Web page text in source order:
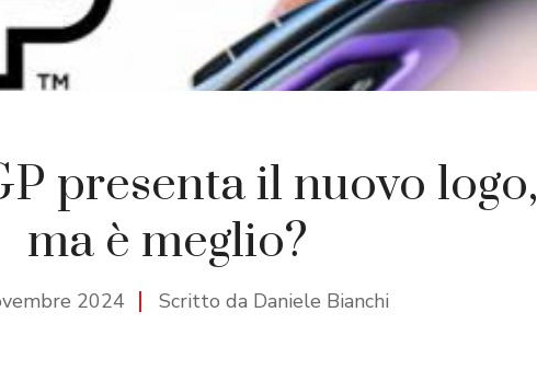
presenta il nuovo logo,
ma è meglio?
2024 Scritto da Daniele Bianchi